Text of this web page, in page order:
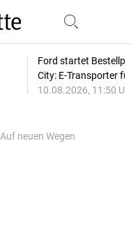
Ford startet
City: E-Transporter
10.08.2026, 11:50
Auf neuen Wegen